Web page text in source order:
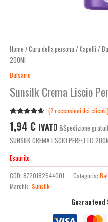
Home / Cura della persona / Capelli /
200Ml
Balsamo
Sunsilk Crema Liscio
4.50 su 5
su base
di
(2 recensioni dei clienti)
1,94 € IVATO &Spedizione
SUNSILK CREMA LISCIO PERFETTO
Esaurito
COD: 8720182544001 Categoria:
Marchio: Sunsilk
Guaranteed